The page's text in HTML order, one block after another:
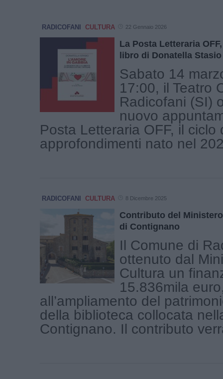
RADICOFANI CULTURA 22 Gennaio 2026
La Posta Letteraria
libro di Donatella Stasio
Sabato 14
17:00, il Teatro
Radicofani (SI)
nuovo
Posta Letteraria OFF, il ciclo
approfondimenti nato nel
RADICOFANI CULTURA 8 Dicembre 2025
Contributo del
di Contignano
Il Comune di
ottenuto dal
Cultura un
15.836mila
all’ampliamento del
della biblioteca collocata
Contignano. Il contributo